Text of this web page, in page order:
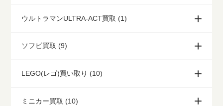
ウルトラマンULTRA-ACT買取 (1)
ソフビ買取 (9)
LEGO(レゴ)買い取り (10)
ミニカー買取 (10)